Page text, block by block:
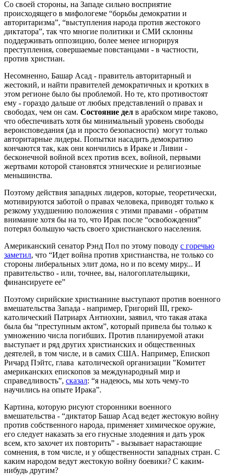
Со своей стороны, на Западе сильно восприятие
происходящего в мифологеме “борьбы демократии и
авторитаризма”, “выступления народа против жестокого
диктатора”, так что многие политики и СМИ склонны
поддерживать оппозицию, более менее игнорируя
преступления, совершаемые повстанцами - в частности,
против христиан.
Несомненно, Башар Асад - правитель авторитарный и
жестокий, и найти правителей демократичных и кротких в
этом регионе было бы проблемой. Но те, кто противостоят
ему - гораздо дальше от любых представлений о правах и
свободах, чем он сам. Состояние дел в арабском мире таково,
что обеспечивать хотя бы минимальный уровень свободы
вероисповедания (да и просто безопасности) могут только
авторитарные лидеры. Попытки насадить демократию
кончаются так, как они кончились в Ираке и Ливии -
бесконечной войной всех против всех, войной, первыми
жертвами которой становятся этнические и религиозные
меньшинства.
Поэтому действия западных лидеров, которые, теоретически,
мотивируются заботой о правах человека, приводят только к
резкому ухудшению положения с этими правами - обратим
внимание хотя бы на то, что Ирак после “освобождения”
потерял большую часть своего христианского населения.
Американский сенатор Рэнд Пол по этому поводу с горечью
заметил, что “Идет война против христианства, не только со
стороны либеральных элит дома, но и по всему миру... И
правительство - или, точнее, вы, налогоплательщики,
финансируете ее”
Поэтому сирийские христианине выступают против военного
вмешательства Запада - например, Григорий III, греко-
католический Патриарх Антиохии, заявил, что такая атака
была бы “преступным актом”, который привела бы только к
умножению числа погибших. Против планируемой атаки
выступает и ряд других христианских и общественных
деятелей, в том числе, и в самих США. Например, Епископ
Ричард Пэйтс, глава католической организации "Комитет
американских епископов за международный мир и
справедливость”, сказал: “я надеюсь, мы хоть чему-то
научились на опыте Ирака”.
Картина, которую рисуют сторонники военного
вмешательства - “диктатор Башар Асад ведет жестокую войну
против собственного народа, применяет химическое оружие,
его следует наказать за его гнусные злодеяния и дать урок
всем, кто захочет их повторить” - вызывает нарастающие
сомнения, в том числе, и у общественности западных стран. С
каким народом ведут жестокую войну боевики? С каким-
нибудь другим?